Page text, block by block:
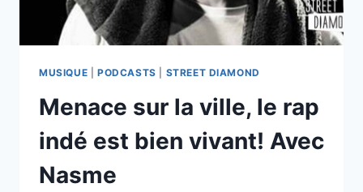
MUSIQUE PODCASTS STREET DIAMOND
Menace sur la ville, le rap
indé est bien vivant! Avec
Nasme